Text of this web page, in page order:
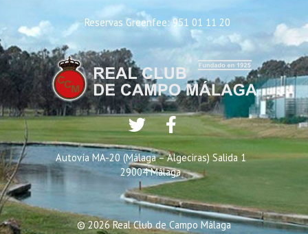
Reservas Greenfee: 951 01 11 20
Autovía MA-20 (Málaga – Algeciras) Salida 1
29004 Málaga
© 2026 Real Club de Campo Málaga